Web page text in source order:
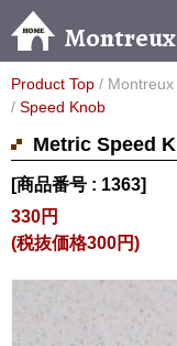
Montreux
Product Top /
/ Speed Knob
Metric Speed
[商品番号 : 1363]
330円
(税抜価格300円)